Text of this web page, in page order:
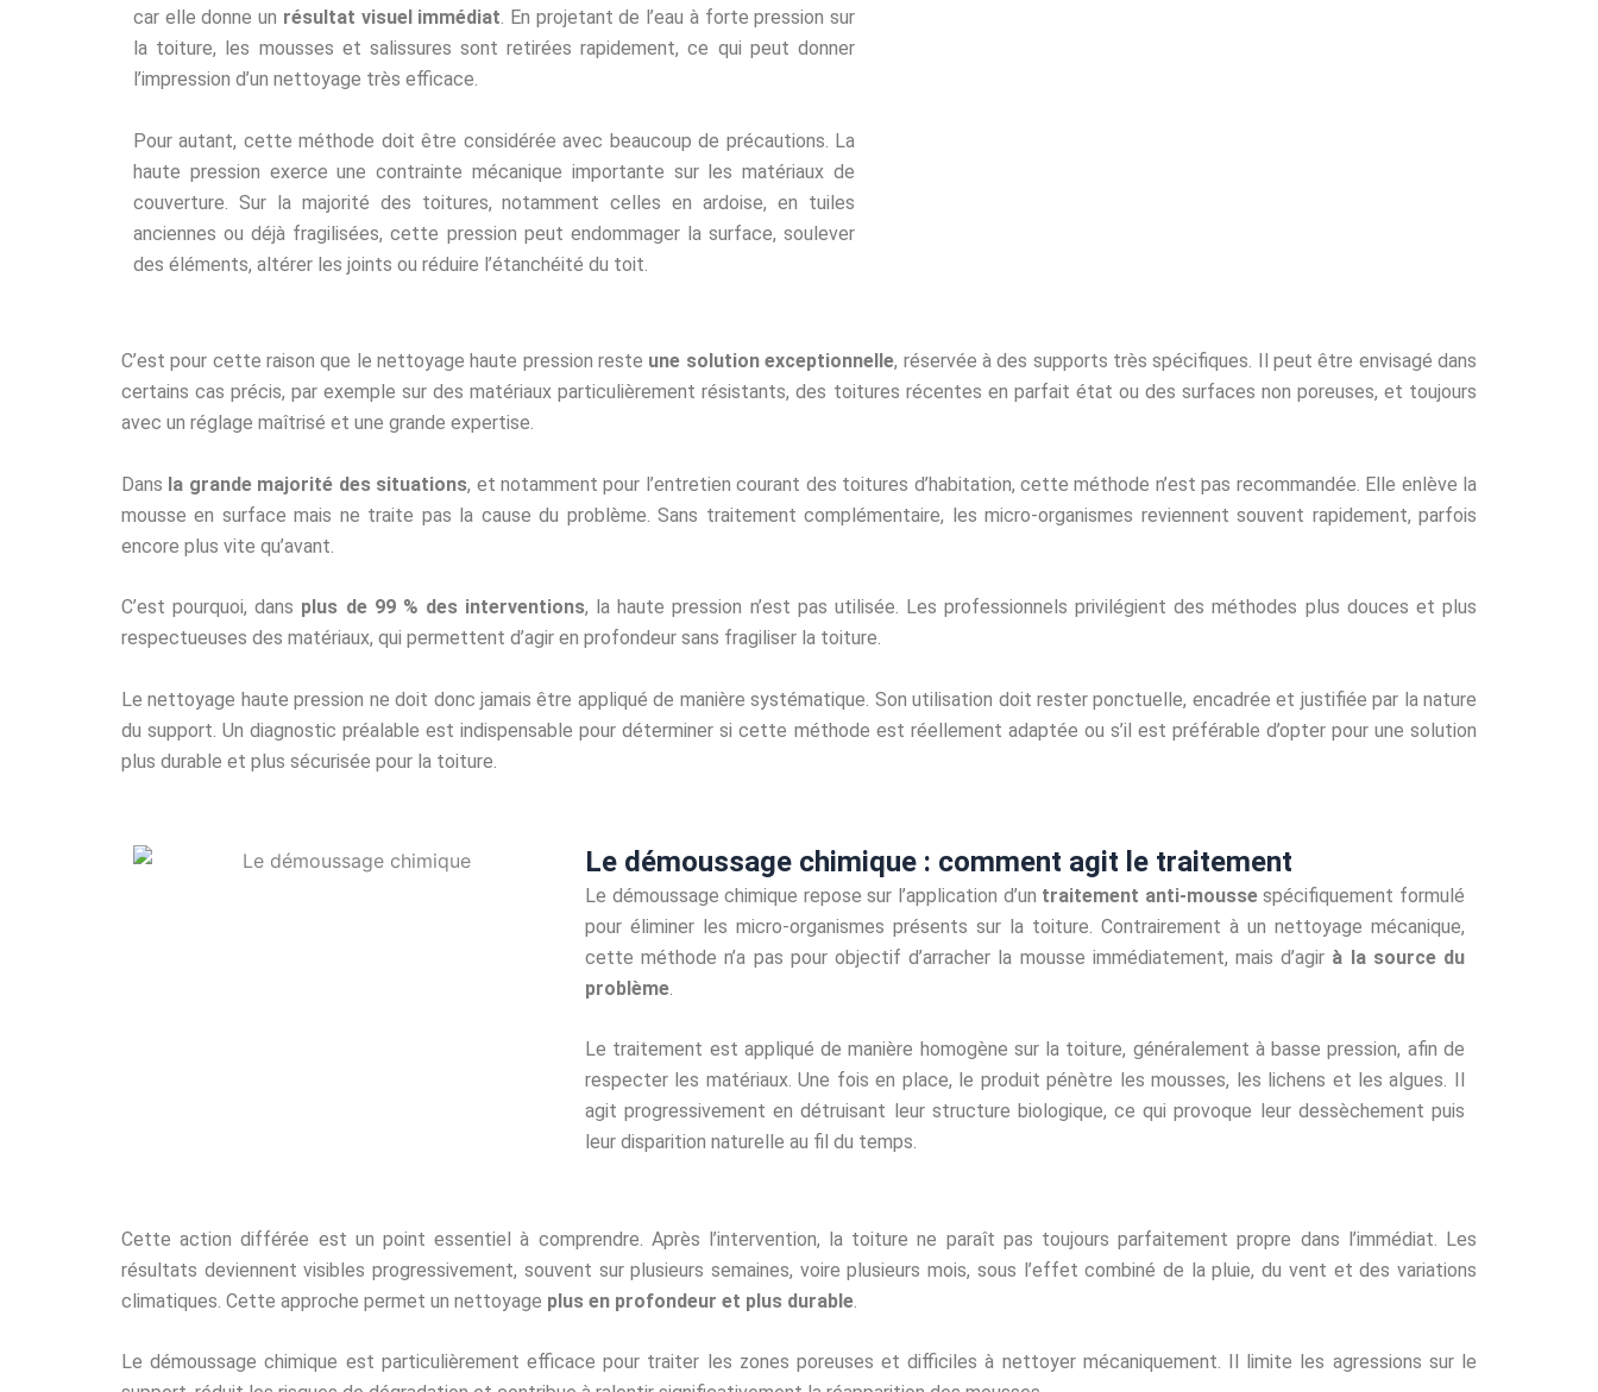
car elle donne un résultat visuel immédiat. En projetant de l’eau à forte pression sur
la toiture, les mousses et salissures sont retirées rapidement, ce qui peut donner
l’impression d’un nettoyage très efficace.
Pour autant, cette méthode doit être considérée avec beaucoup de précautions. La
haute pression exerce une contrainte mécanique importante sur les matériaux de
couverture. Sur la majorité des toitures, notamment celles en ardoise, en tuiles
anciennes ou déjà fragilisées, cette pression peut endommager la surface, soulever
des éléments, altérer les joints ou réduire l’étanchéité du toit.
C’est pour cette raison que le nettoyage haute pression reste une solution exceptionnelle, réservée à des supports très spécifiques. Il peut être envisagé dans
certains cas précis, par exemple sur des matériaux particulièrement résistants, des toitures récentes en parfait état ou des surfaces non poreuses, et toujours
avec un réglage maîtrisé et une grande expertise.
Dans la grande majorité des situations, et notamment pour l’entretien courant des toitures d’habitation, cette méthode n’est pas recommandée. Elle enlève la
mousse en surface mais ne traite pas la cause du problème. Sans traitement complémentaire, les micro-organismes reviennent souvent rapidement, parfois
encore plus vite qu’avant.
C’est pourquoi, dans plus de 99 % des interventions, la haute pression n’est pas utilisée. Les professionnels privilégient des méthodes plus douces et plus
respectueuses des matériaux, qui permettent d’agir en profondeur sans fragiliser la toiture.
Le nettoyage haute pression ne doit donc jamais être appliqué de manière systématique. Son utilisation doit rester ponctuelle, encadrée et justifiée par la nature
du support. Un diagnostic préalable est indispensable pour déterminer si cette méthode est réellement adaptée ou s’il est préférable d’opter pour une solution
plus durable et plus sécurisée pour la toiture.
Le démoussage chimique : comment agit le traitement
Le démoussage chimique repose sur l’application d’un traitement anti-moussespécifiquement formulé
pour éliminer les micro-organismes présents sur la toiture. Contrairement à un nettoyage mécanique,
cette méthode n’a pas pour objectif d’arracher la mousse immédiatement, mais d’agir à la source du
problème.
Le traitement est appliqué de manière homogène sur la toiture, généralement à basse pression, afin de
respecter les matériaux. Une fois en place, le produit pénètre les mousses, les lichens et les algues. Il
agit progressivement en détruisant leur structure biologique, ce qui provoque leur dessèchement puis
leur disparition naturelle au fil du temps.
Cette action différée est un point essentiel à comprendre. Après l’intervention, la toiture ne paraît pas toujours parfaitement propre dans l’immédiat. Les
résultats deviennent visibles progressivement, souvent sur plusieurs semaines, voire plusieurs mois, sous l’effet combiné de la pluie, du vent et des variations
climatiques. Cette approche permet un nettoyage plus en profondeur et plus durable.
Le démoussage chimique est particulièrement efficace pour traiter les zones poreuses et difficiles à nettoyer mécaniquement. Il limite les agressions sur le